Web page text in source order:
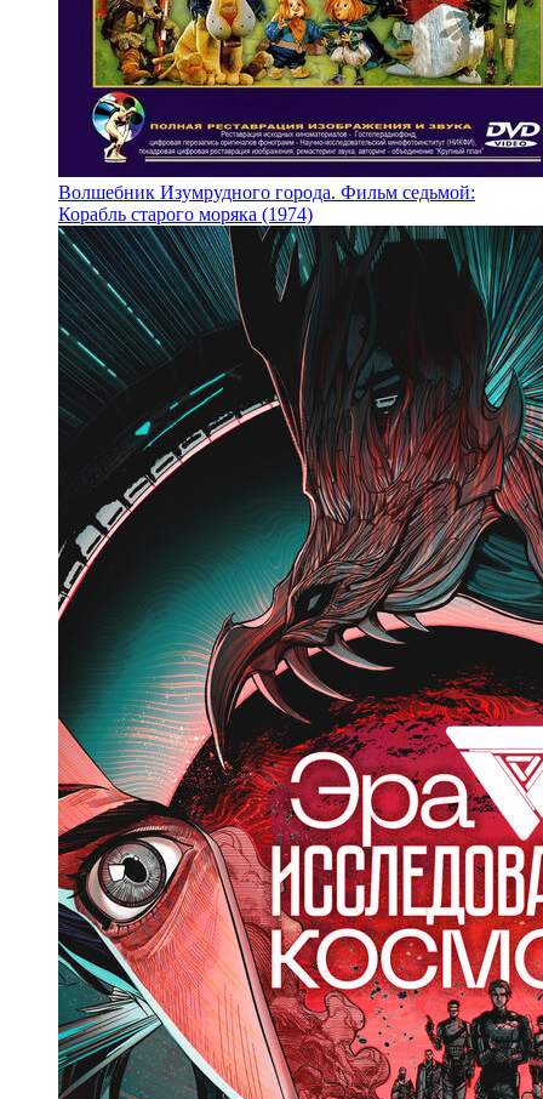
Волшебник Изумрудного города. Фильм седьмой:
Корабль старого моряка (1974)